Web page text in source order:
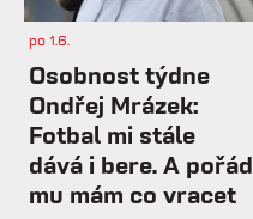
st 4.2.
Hlavní trenér Lukáš Kříž v
rozhovoru hodnotí dosavadní
průběh zimní...
so 31.1.
po 1.6.
Osobnost týdne
Ondřej Mrázek:
Fotbal mi stále
dává i bere. A pořád
mu mám co vracet